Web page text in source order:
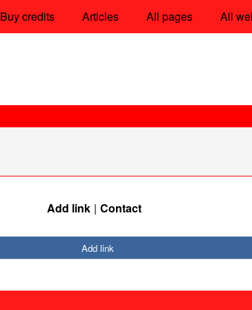
Buy credits Articles All pages All
Add link Contact
Add link